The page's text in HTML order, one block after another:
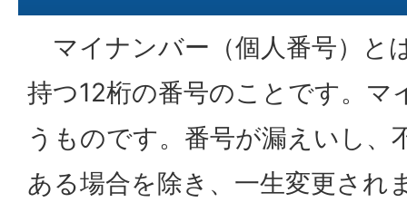
マイナンバー（個人番号）と
持つ12桁の番号のことです。マ
うものです。番号が漏えいし、
ある場合を除き、一生変更され